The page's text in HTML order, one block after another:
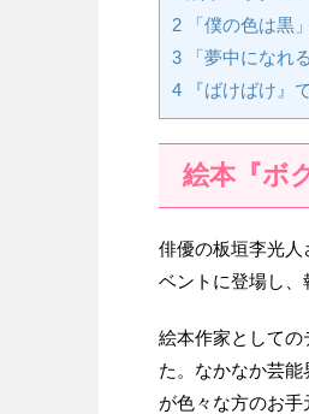
2 「僕の色は黒
3 「夢中になれ
4 『ばけばけ』
絵本『ボ
俳優の板垣李光人
ベントに登場し、
絵本作家として
た。なかなか芸
が色々な方のお手